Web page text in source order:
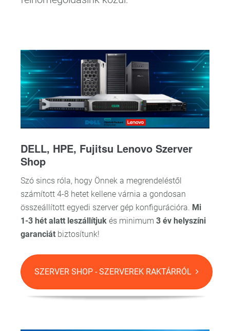
DELL, HPE, Fujitsu Lenovo Szerver
Shop
Szó sincs róla, hogy Önnek a megrendeléstől
számított 4-8 hetet kellene várnia a gondosan
összeállított egyedi szerver gép konfigurációra. Mi
1-3 hét alatt leszállítjuk és minimum 3 év helyszíni
garanciát biztosítunk!
SZERVER SHOP - SZERVEREK RAKTÁRRÓL